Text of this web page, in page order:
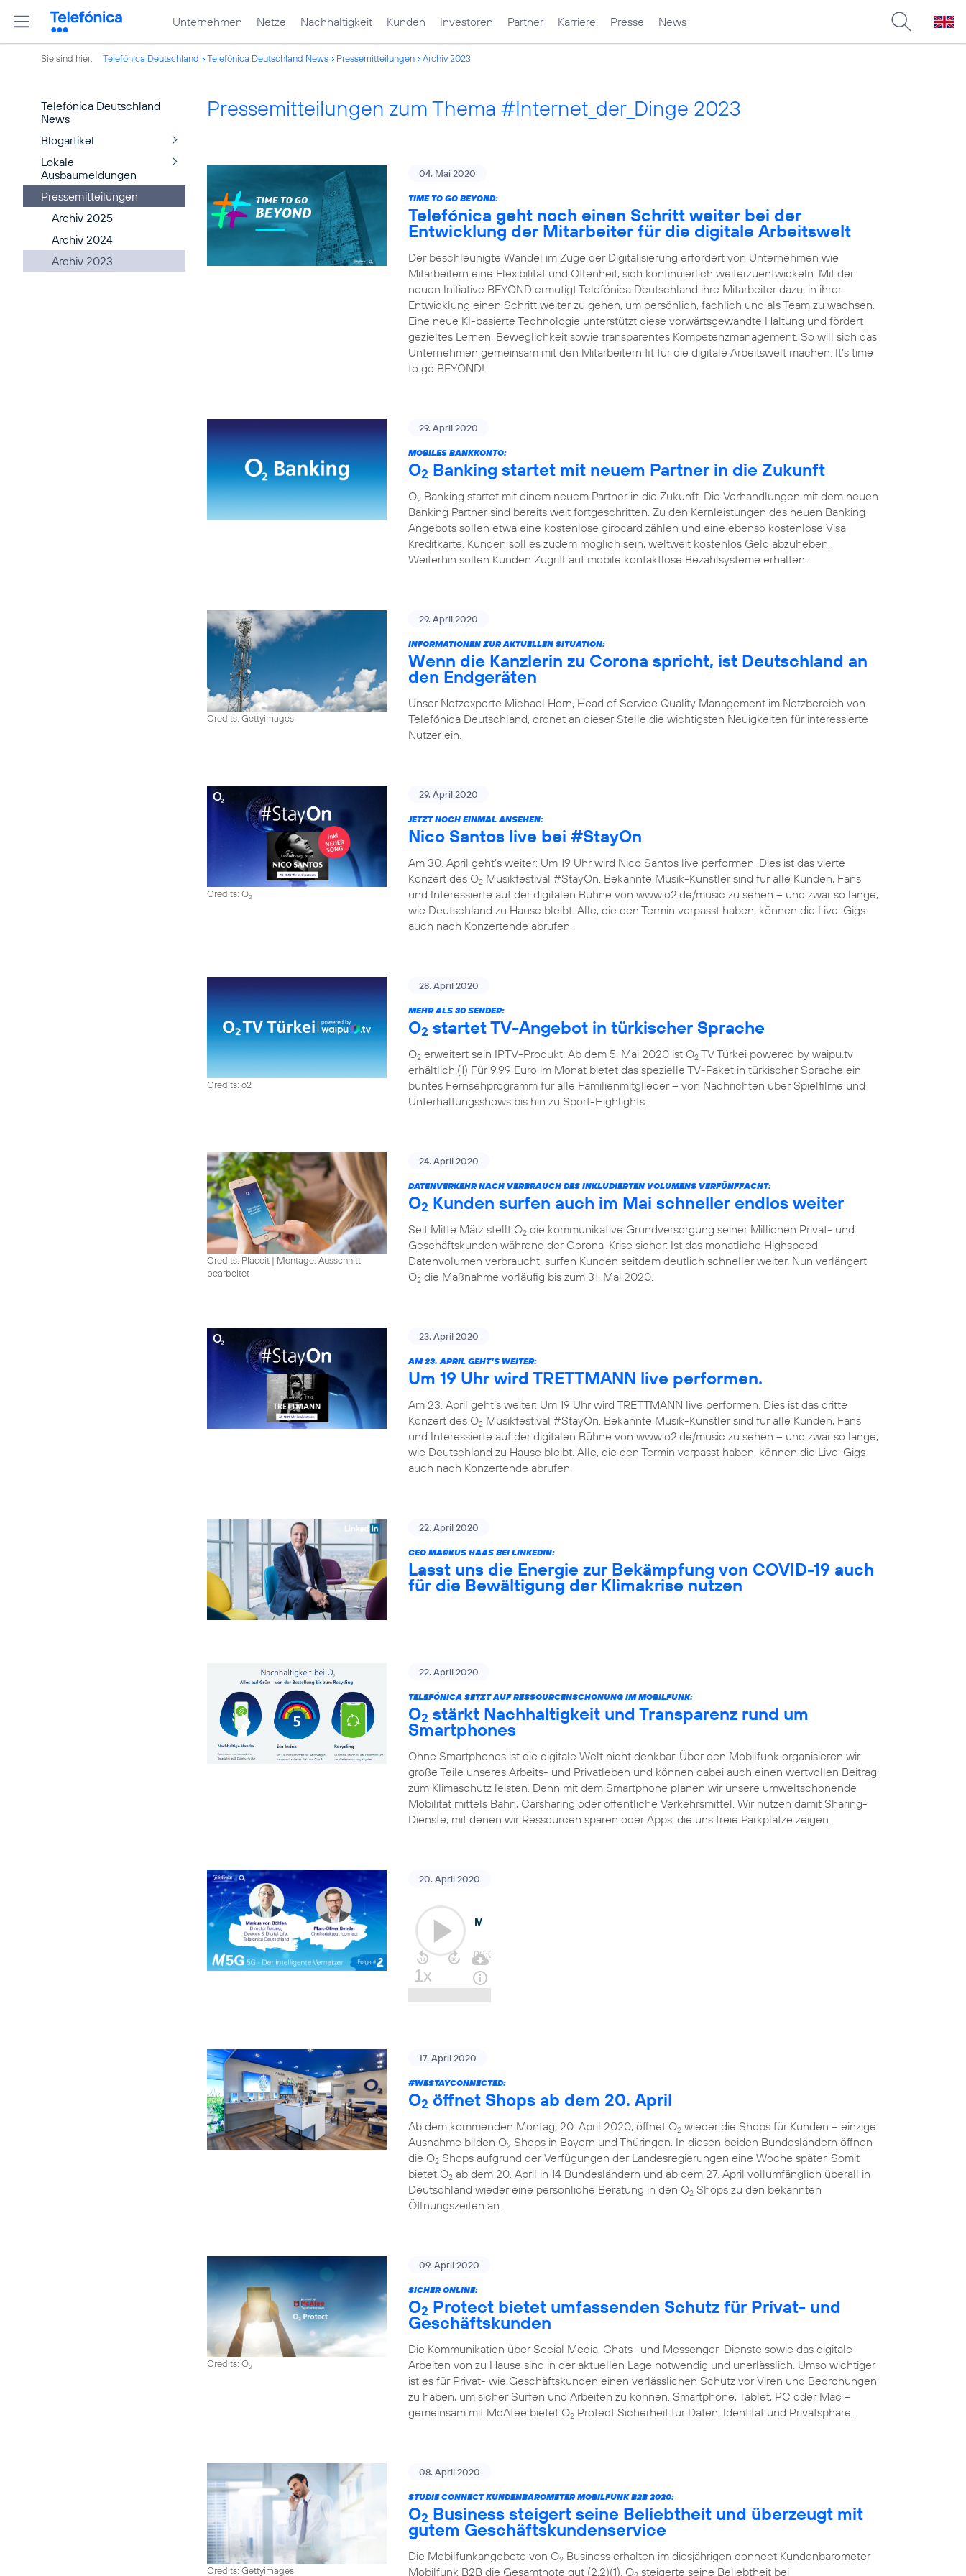
Unternehmen Netze Nachhaltigkeit Kunden Investoren Partner Karriere Presse News
Sie sind hier: Telefónica Deutschland Telefónica Deutschland News Pressemitteilungen Archiv 2023
Telefónica Deutschland
News
Blogartikel
Lokale
Ausbaumeldungen
Pressemitteilungen
Archiv 2025
Archiv 2024
Archiv 2023
Pressemitteilungen zum Thema #Internet_der_Dinge 2023
04. Mai 2020
TIME TO GO BEYOND:
Telefónica geht noch einen Schritt weiter bei der
Entwicklung der Mitarbeiter für die digitale Arbeitswelt
Der beschleunigte Wandel im Zuge der Digitalisierung erfordert von Unternehmen wie
Mitarbeitern eine Flexibilität und Offenheit, sich kontinuierlich weiterzuentwickeln. Mit der
neuen Initiative BEYOND ermutigt Telefónica Deutschland ihre Mitarbeiter dazu, in ihrer
Entwicklung einen Schritt weiter zu gehen, um persönlich, fachlich und als Team zu wachsen.
Eine neue KI-basierte Technologie unterstützt diese vorwärtsgewandte Haltung und fördert
gezieltes Lernen, Beweglichkeit sowie transparentes Kompetenzmanagement. So will sich das
Unternehmen gemeinsam mit den Mitarbeitern fit für die digitale Arbeitswelt machen. It’s time
to go BEYOND!
29. April 2020
MOBILES BANKKONTO:
O2 Banking startet mit neuem Partner in die Zukunft
O2 Banking startet mit einem neuem Partner in die Zukunft. Die Verhandlungen mit dem neuen
Banking Partner sind bereits weit fortgeschritten. Zu den Kernleistungen des neuen Banking
Angebots sollen etwa eine kostenlose girocard zählen und eine ebenso kostenlose Visa
Kreditkarte. Kunden soll es zudem möglich sein, weltweit kostenlos Geld abzuheben.
Weiterhin sollen Kunden Zugriff auf mobile kontaktlose Bezahlsysteme erhalten.
Credits: Gettyimages
29. April 2020
INFORMATIONEN ZUR AKTUELLEN SITUATION:
Wenn die Kanzlerin zu Corona spricht, ist Deutschland an
den Endgeräten
Unser Netzexperte Michael Horn, Head of Service Quality Management im Netzbereich von
Telefónica Deutschland, ordnet an dieser Stelle die wichtigsten Neuigkeiten für interessierte
Nutzer ein.
Credits: O2
29. April 2020
JETZT NOCH EINMAL ANSEHEN:
Nico Santos live bei #StayOn
Am 30. April geht’s weiter: Um 19 Uhr wird Nico Santos live performen. Dies ist das vierte
Konzert des O2 Musikfestival #StayOn. Bekannte Musik-Künstler sind für alle Kunden, Fans
und Interessierte auf der digitalen Bühne von www.o2.de/music zu sehen – und zwar so lange,
wie Deutschland zu Hause bleibt. Alle, die den Termin verpasst haben, können die Live-Gigs
auch nach Konzertende abrufen.
Credits: o2
28. April 2020
MEHR ALS 30 SENDER:
O2 startet TV-Angebot in türkischer Sprache
O2 erweitert sein IPTV-Produkt: Ab dem 5. Mai 2020 ist O2 TV Türkei powered by waipu.tv
erhältlich.(1) Für 9,99 Euro im Monat bietet das spezielle TV-Paket in türkischer Sprache ein
buntes Fernsehprogramm für alle Familienmitglieder – von Nachrichten über Spielfilme und
Unterhaltungsshows bis hin zu Sport-Highlights.
Credits: Placeit | Montage, Ausschnitt
bearbeitet
24. April 2020
DATENVERKEHR NACH VERBRAUCH DES INKLUDIERTEN VOLUMENS VERFÜNFFACHT:
O2 Kunden surfen auch im Mai schneller endlos weiter
Seit Mitte März stellt O2 die kommunikative Grundversorgung seiner Millionen Privat- und
Geschäftskunden während der Corona-Krise sicher: Ist das monatliche Highspeed-
Datenvolumen verbraucht, surfen Kunden seitdem deutlich schneller weiter. Nun verlängert
O2 die Maßnahme vorläufig bis zum 31. Mai 2020.
23. April 2020
AM 23. APRIL GEHT’S WEITER:
Um 19 Uhr wird TRETTMANN live performen.
Am 23. April geht’s weiter: Um 19 Uhr wird TRETTMANN live performen. Dies ist das dritte
Konzert des O2 Musikfestival #StayOn. Bekannte Musik-Künstler sind für alle Kunden, Fans
und Interessierte auf der digitalen Bühne von www.o2.de/music zu sehen – und zwar so lange,
wie Deutschland zu Hause bleibt. Alle, die den Termin verpasst haben, können die Live-Gigs
auch nach Konzertende abrufen.
22. April 2020
CEO MARKUS HAAS BEI LINKEDIN:
Lasst uns die Energie zur Bekämpfung von COVID-19 auch
für die Bewältigung der Klimakrise nutzen
22. April 2020
TELEFÓNICA SETZT AUF RESSOURCENSCHONUNG IM MOBILFUNK:
O2 stärkt Nachhaltigkeit und Transparenz rund um
Smartphones
Ohne Smartphones ist die digitale Welt nicht denkbar. Über den Mobilfunk organisieren wir
große Teile unseres Arbeits- und Privatleben und können dabei auch einen wertvollen Beitrag
zum Klimaschutz leisten. Denn mit dem Smartphone planen wir unsere umweltschonende
Mobilität mittels Bahn, Carsharing oder öffentliche Verkehrsmittel. Wir nutzen damit Sharing-
Dienste, mit denen wir Ressourcen sparen oder Apps, die uns freie Parkplätze zeigen.
20. April 2020
17. April 2020
#WESTAYCONNECTED:
O2 öffnet Shops ab dem 20. April
Ab dem kommenden Montag, 20. April 2020, öffnet O2 wieder die Shops für Kunden – einzige
Ausnahme bilden O2 Shops in Bayern und Thüringen. In diesen beiden Bundesländern öffnen
die O2 Shops aufgrund der Verfügungen der Landesregierungen eine Woche später. Somit
bietet O2 ab dem 20. April in 14 Bundesländern und ab dem 27. April vollumfänglich überall in
Deutschland wieder eine persönliche Beratung in den O2 Shops zu den bekannten
Öffnungszeiten an.
Credits: O2
09. April 2020
SICHER ONLINE:
O2 Protect bietet umfassenden Schutz für Privat- und
Geschäftskunden
Die Kommunikation über Social Media, Chats- und Messenger-Dienste sowie das digitale
Arbeiten von zu Hause sind in der aktuellen Lage notwendig und unerlässlich. Umso wichtiger
ist es für Privat- wie Geschäftskunden einen verlässlichen Schutz vor Viren und Bedrohungen
zu haben, um sicher Surfen und Arbeiten zu können. Smartphone, Tablet, PC oder Mac –
gemeinsam mit McAfee bietet O2 Protect Sicherheit für Daten, Identität und Privatsphäre.
Credits: Gettyimages
08. April 2020
STUDIE CONNECT KUNDENBAROMETER MOBILFUNK B2B 2020:
O2 Business steigert seine Beliebtheit und überzeugt mit
gutem Geschäftskundenservice
Die Mobilfunkangebote von O2 Business erhalten im diesjährigen connect Kundenbarometer
Mobilfunk B2B die Gesamtnote gut (2,2)(1). O steigerte seine Beliebtheit bei